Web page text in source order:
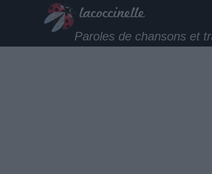
Paroles de chansons et